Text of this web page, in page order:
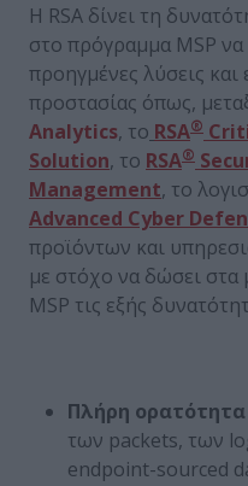
Η RSA δίνει τη
στο πρόγραμμα MSΡ
προηγμένες λύσεις και
προστασίας όπως,
Analytics, το RSA®
Solution, το RSA®
Management, το
Advanced Cyber
προϊόντων και
με στόχο να δώσει στα
MSP τις εξής
Πλήρη ορατότητα
των packets, των
endpoint-sourced